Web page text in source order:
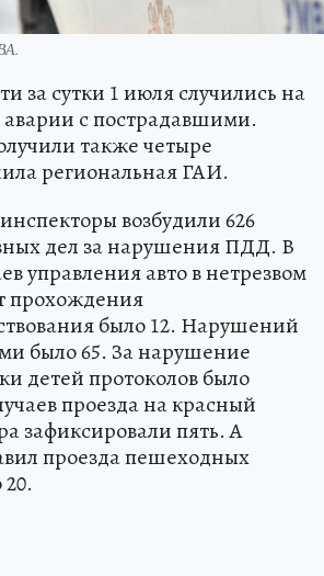
за сутки 1 июля случились на
аварии с пострадавшими.
также четыре
региональная ГАИ.
возбудили 626
дел за нарушения ПДД. В
управления авто в нетрезвом
прохождения
было 12. Нарушений
было 65. За нарушение
детей протоколов было
проезда на красный
зафиксировали пять. А
проезда пешеходных